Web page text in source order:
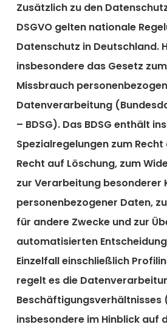
Zusätzlich zu den
DSGVO gelten nationale
Datenschutz in Deutschland.
insbesondere das Gesetz
Missbrauch
Datenverarbeitung
– BDSG). Das BDSG enthält
Spezialregelungen zum
Recht auf Löschung, zum
zur Verarbeitung besonderer
personenbezogener Daten,
für andere Zwecke und zur
automatisierten
Einzelfall einschließlich
regelt es die
Beschäftigungsverhältnisses
insbesondere im Hinblick auf